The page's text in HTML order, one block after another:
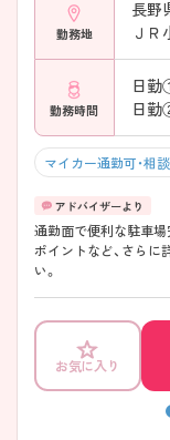
勤務地
長野
ＪＲ
勤務時間
日勤
日勤
マイカー通勤可・相
通勤面で便利な駐車場
ポイントなど、さらに
い。
お気に入り